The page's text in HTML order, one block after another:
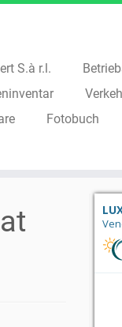
S.à r.l.
Fotobuch